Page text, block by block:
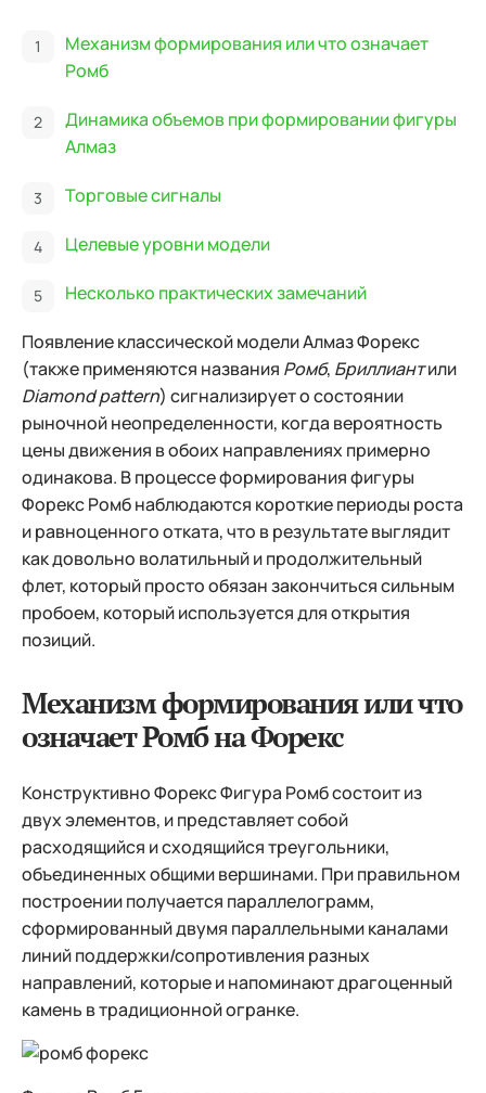
Механизм формирования или что означает
Ромб
Динамика объемов при формировании фигуры
Алмаз
Торговые сигналы
Целевые уровни модели
Несколько практических замечаний
Появление классической модели Алмаз Форекс
(также применяются названия Ромб, Бриллиантили
Diamond pattern) сигнализирует о состоянии
рыночной неопределенности, когда вероятность
цены движения в обоих направлениях примерно
одинакова. В процессе формирования фигуры
Форекс Ромб наблюдаются короткие периоды роста
и равноценного отката, что в результате выглядит
как довольно волатильный и продолжительный
флет, который просто обязан закончиться сильным
пробоем, который используется для открытия
позиций.
Механизм формирования или что
означает Ромб на Форекс
Конструктивно Форекс Фигура Ромб состоит из
двух элементов, и представляет собой
расходящийся и сходящийся треугольники,
объединенных общими вершинами. При правильном
построении получается параллелограмм,
сформированный двумя параллельными каналами
линий поддержки/сопротивления разных
направлений, которые и напоминают драгоценный
камень в традиционной огранке.